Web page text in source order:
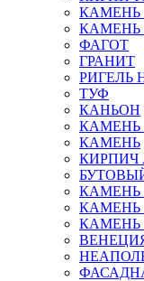
КАМЕНЬ
ФАГОТ
ГРАНИТ
РИГЕЛЬ
ТУФ
КАНЬОН
КАМЕНЬ
КАМЕНЬ
КИРПИЧ
КАМЕНЬ
КАМЕНЬ
КАМЕНЬ